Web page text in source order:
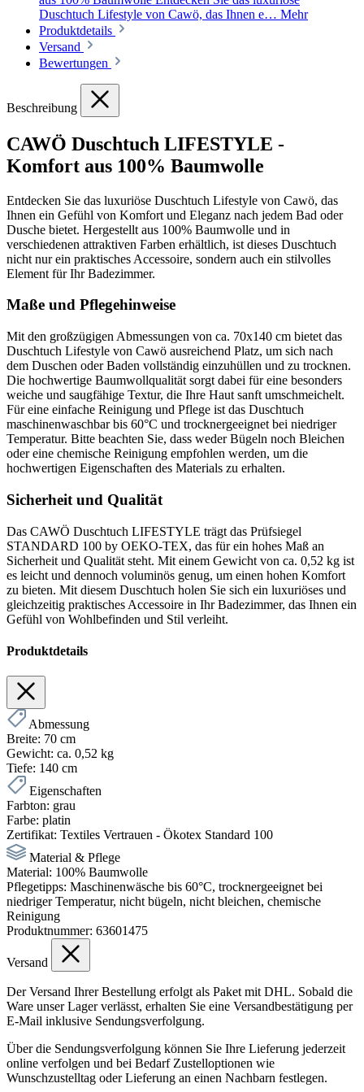
Duschtuch Lifestyle von Cawö, das Ihnen e… Mehr
Produktdetails
Versand
Bewertungen
Beschreibung
CAWÖ Duschtuch LIFESTYLE -
Komfort aus 100% Baumwolle
Entdecken Sie das luxuriöse Duschtuch Lifestyle von Cawö, das
Ihnen ein Gefühl von Komfort und Eleganz nach jedem Bad oder
Dusche bietet. Hergestellt aus 100% Baumwolle und in
verschiedenen attraktiven Farben erhältlich, ist dieses Duschtuch
nicht nur ein praktisches Accessoire, sondern auch ein stilvolles
Element für Ihr Badezimmer.
Maße und Pflegehinweise
Mit den großzügigen Abmessungen von ca. 70x140 cm bietet das
Duschtuch Lifestyle von Cawö ausreichend Platz, um sich nach
dem Duschen oder Baden vollständig einzuhüllen und zu trocknen.
Die hochwertige Baumwollqualität sorgt dabei für eine besonders
weiche und saugfähige Textur, die Ihre Haut sanft umschmeichelt.
Für eine einfache Reinigung und Pflege ist das Duschtuch
maschinenwaschbar bis 60°C und trocknergeeignet bei niedriger
Temperatur. Bitte beachten Sie, dass weder Bügeln noch Bleichen
oder eine chemische Reinigung empfohlen werden, um die
hochwertigen Eigenschaften des Materials zu erhalten.
Sicherheit und Qualität
Das CAWÖ Duschtuch LIFESTYLE trägt das Prüfsiegel
STANDARD 100 by OEKO-TEX, das für ein hohes Maß an
Sicherheit und Qualität steht. Mit einem Gewicht von ca. 0,52 kg ist
es leicht und dennoch voluminös genug, um einen hohen Komfort
zu bieten. Mit diesem Duschtuch holen Sie sich ein luxuriöses und
gleichzeitig praktisches Accessoire in Ihr Badezimmer, das Ihnen ein
Gefühl von Wohlbefinden und Stil verleiht.
Produktdetails
Abmessung
Breite: 70 cm
Gewicht: ca. 0,52 kg
Tiefe: 140 cm
Eigenschaften
Farbton: grau
Farbe: platin
Zertifikat: Textiles Vertrauen - Ökotex Standard 100
Material & Pflege
Material: 100% Baumwolle
Pflegetipps: Maschinenwäsche bis 60°C, trocknergeeignet bei
niedriger Temperatur, nicht bügeln, nicht bleichen, chemische
Reinigung
Produktnummer: 63601475
Versand
Der Versand Ihrer Bestellung erfolgt als Paket mit DHL. Sobald die
Ware unser Lager verlässt, erhalten Sie eine Versandbestätigung per
E-Mail inklusive Sendungsverfolgung.
Über die Sendungsverfolgung können Sie Ihre Lieferung jederzeit
online verfolgen und bei Bedarf Zustelloptionen wie
Wunschzustelltag oder Lieferung an einen Nachbarn festlegen.